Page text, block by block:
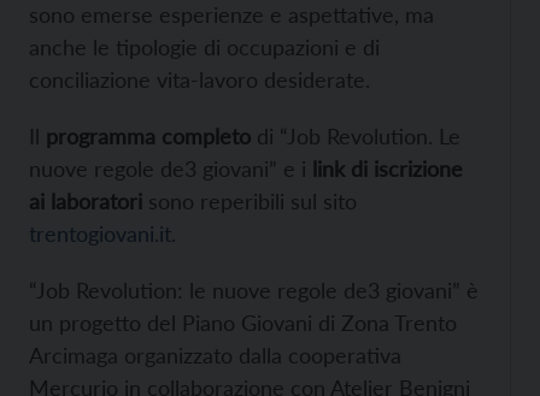
sono emerse esperienze e aspettative, ma
anche le tipologie di occupazioni e di
conciliazione vita-lavoro desiderate.
Il programma completo di “Job Revolution. Le
nuove regole de3 giovani” e i link di iscrizione
ai laboratori sono reperibili sul sito
trentogiovani.it.
“Job Revolution: le nuove regole de3 giovani” è
un progetto del Piano Giovani di Zona Trento
Arcimaga organizzato dalla cooperativa
Mercurio in collaborazione con Atelier Benigni